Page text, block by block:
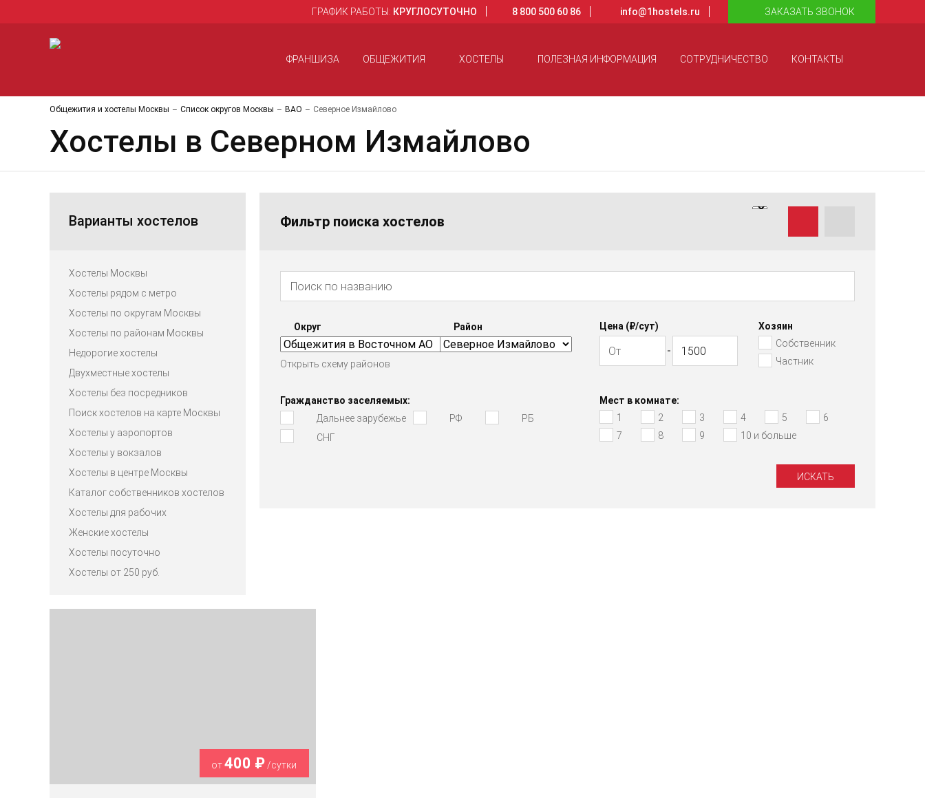
ГРАФИК РАБОТЫ: КРУГЛОСУТОЧНО 8 800 500 60 86 info@1hostels.ru ЗАКАЗАТЬ ЗВОНОК
ФРАНШИЗА ОБЩЕЖИТИЯ ХОСТЕЛЫ ПОЛЕЗНАЯ ИНФОРМАЦИЯ СОТРУДНИЧЕСТВО КОНТАКТЫ
Общежития и хостелы Москвы Список округов Москвы ВАО Северное Измайлово
Хостелы в Северном Измайлово
Варианты хостелов
Хостелы Москвы
Хостелы рядом с метро
Хостелы по округам Москвы
Хостелы по районам Москвы
Недорогие хостелы
Двухместные хостелы
Хостелы без посредников
Поиск хостелов на карте Москвы
Хостелы у аэропортов
Хостелы у вокзалов
Хостелы в центре Москвы
Каталог собственников хостелов
Хостелы для рабочих
Женские хостелы
Хостелы посуточно
Хостелы от 250 руб.
Фильтр поиска хостелов
Округ
Открыть схему районов
Район Цена (₽/cут)
Хозяин
Собственник
Частник
Гражданство заселяемых:
Дальнее зарубежье
РФ
РБ
СНГ
Мест в комнате:
1
2 3 4 5
6
7
8 9 10 и больше
от400 ₽ /сутки